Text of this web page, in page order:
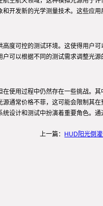
开发新的光学测量技术。这些应用
度可控的测试环境。这使得用户
可以根据不同的测试需求调整光源
使用过程中仍然存在一些挑战。
通常价格不菲，这可能会限制其在
设计和测试中扮演着重要角色。
上一篇： HUD阳光倒